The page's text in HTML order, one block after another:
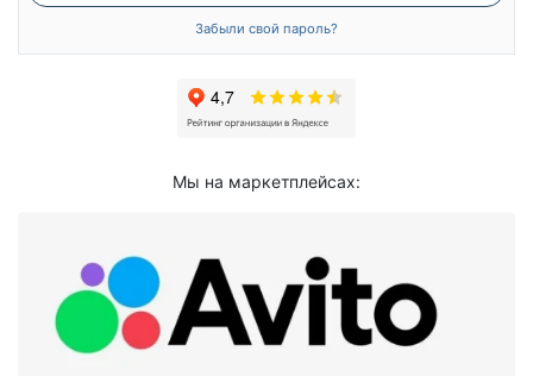
Забыли свой пароль?
Мы на маркетплейсах: